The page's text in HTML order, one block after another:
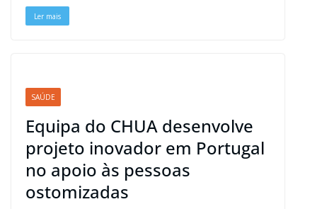
Ler mais
SAÚDE
Equipa do CHUA desenvolve
projeto inovador em Portugal
no apoio às pessoas
ostomizadas